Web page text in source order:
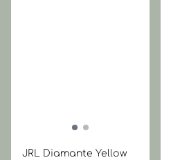
JRL Diamante Yellow